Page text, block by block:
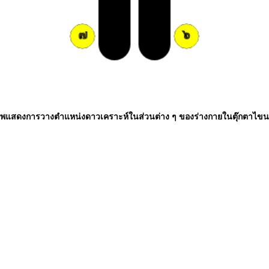
แสดงการวางตำแหน่งดาวเคราะห์ในส่วนต่าง ๆ ของร่างกายในตุ๊กตาไข